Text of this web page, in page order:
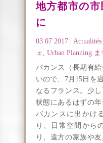
地方都市の
に
03 07 2017|
ェ , Urban Planning ま
バカンス（長期有
いので、7月15日を
なるフランス。少
状態にあるはずの
バカンスに出かけ
り、日常空間から
り、遠方の家族や